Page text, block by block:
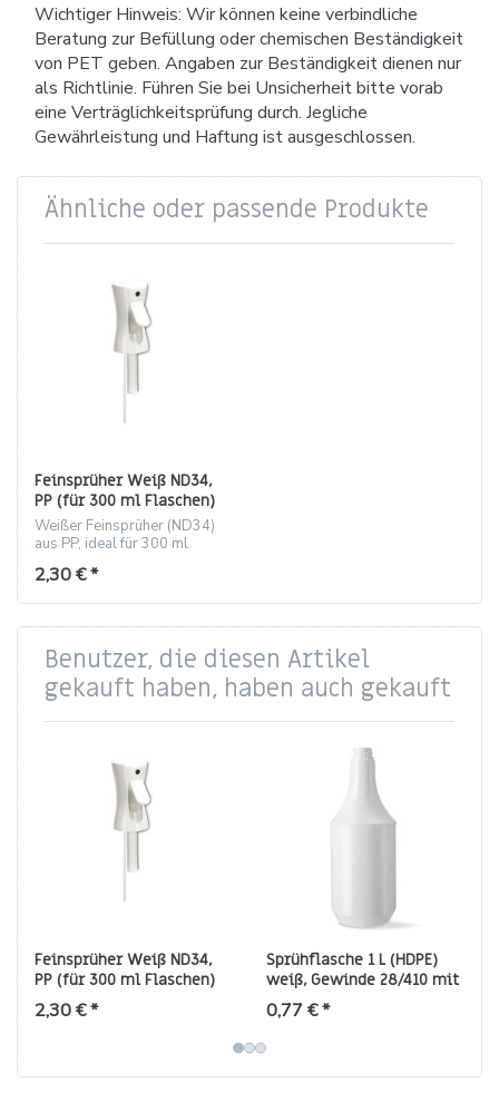
Wichtiger Hinweis: Wir können keine verbindliche
Beratung zur Befüllung oder chemischen Beständigkeit
von PET geben. Angaben zur Beständigkeit dienen nur
als Richtlinie. Führen Sie bei Unsicherheit bitte vorab
eine Verträglichkeitsprüfung durch. Jegliche
Gewährleistung und Haftung ist ausgeschlossen.
Ähnliche oder passende Produkte
Feinsprüher Weiß ND34,
PP (für 300 ml Flaschen)
Weißer Feinsprüher (ND34)
aus PP, ideal für 300 ml
2,30 € *
Benutzer, die diesen Artikel
gekauft haben, haben auch gekauft
Feinsprüher Weiß ND34,
PP (für 300 ml Flaschen)
2,30 € *
Sprühflasche 1 L (HDPE)
weiß, Gewinde 28/410 mit
Rückstellsicherung
0,77 € *